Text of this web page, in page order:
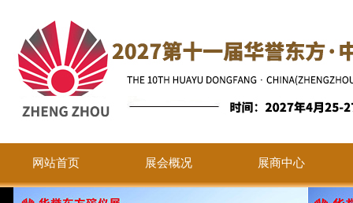
网站首页 展会概况 展商中心